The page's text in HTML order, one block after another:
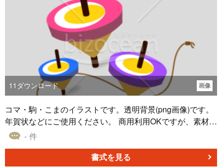
11 ダウンロード 画像
コマ・駒・こまのイラストです。透明背景(png画像)です。
年賀状などにご使用ください。 商用利用OKですが、素材の
再配布はご遠慮ください。
- 件
書式を見る